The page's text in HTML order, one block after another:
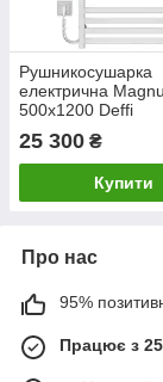
Рушникосушарка
електрична
500х1200 Deffi
нержавіюча
WD04, Ліве
25 300 ₴
Купити
Про нас
95%
Працює з